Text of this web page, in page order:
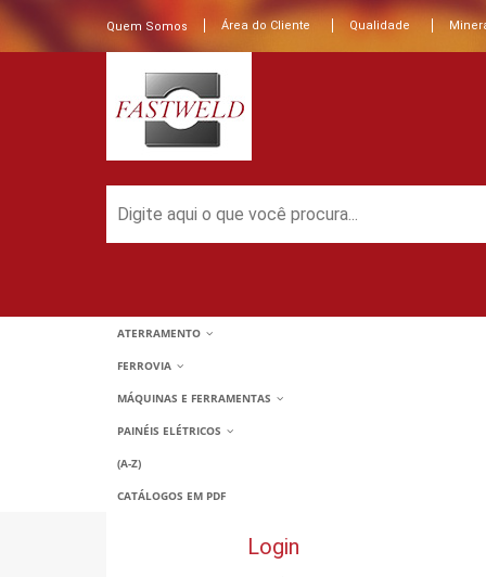
Quem Somos Área do Cliente Qualidade
ATERRAMENTO
FERROVIA
MÁQUINAS E FERRAMENTAS
PAINÉIS ELÉTRICOS
(A-Z)
CATÁLOGOS EM PDF
Login